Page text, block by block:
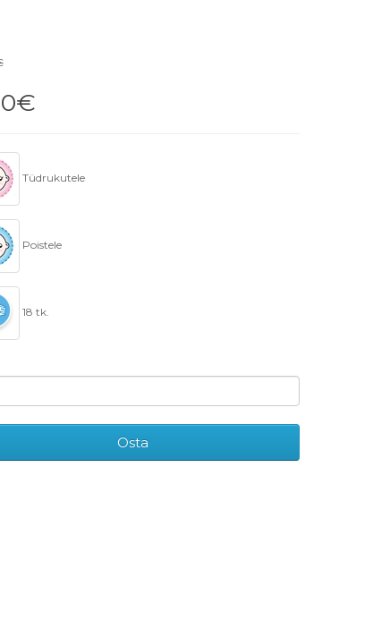
Tüdrukutele
Poistele
18 tk.
Osta